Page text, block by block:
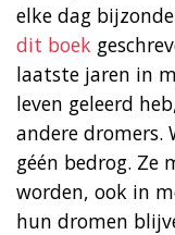
elke dag
dit boek
laatste jaren in
leven geleerd
andere dromers.
géén bedrog. Ze
worden, ook in
hun dromen